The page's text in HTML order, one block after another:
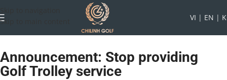
Skip to main content
VI | EN |
Announcement: Stop providing
Golf Trolley service